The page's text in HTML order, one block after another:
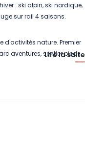
: ski alpin, ski nordique,
sur rail 4 saisons.
d'activités nature. Premier
aventures, sentier pieds
Lire la suite